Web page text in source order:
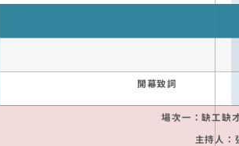
開幕致詞
場次一：缺工缺
主持人：